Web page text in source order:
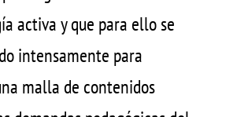
activa y que para ello se
intensamente para
malla de contenidos